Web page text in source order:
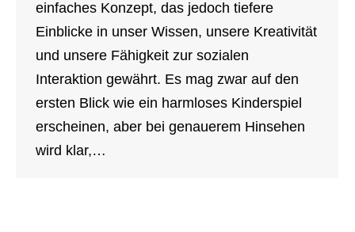
einfaches Konzept, das jedoch tiefere
Einblicke in unser Wissen, unsere Kreativität
und unsere Fähigkeit zur sozialen
Interaktion gewährt. Es mag zwar auf den
ersten Blick wie ein harmloses Kinderspiel
erscheinen, aber bei genauerem Hinsehen
wird klar,…